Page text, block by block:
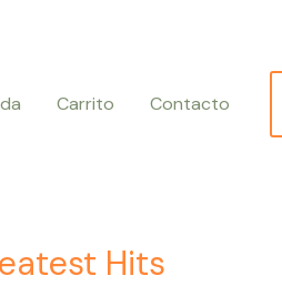
Carrito Contacto
Hits